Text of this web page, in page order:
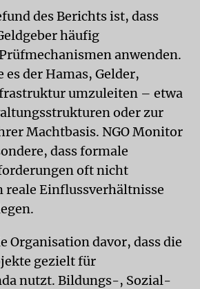
des Berichts ist, dass
häufig
anwenden.
der Hamas, Gelder,
umzuleiten – etwa
oder zur
Machtbasis. NGO Monitor
dass formale
oft nicht
reale Einflussverhältnisse
Organisation davor, dass die
gezielt für
nutzt. Bildungs-, Sozial-